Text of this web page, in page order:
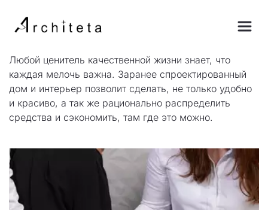
Любой ценитель качественной жизни знает, что
каждая мелочь важна. Заранее спроектированный
дом и интерьер позволит сделать, не только удобно
и красиво, а так же рационально распределить
средства и сэкономить, там где это можно.